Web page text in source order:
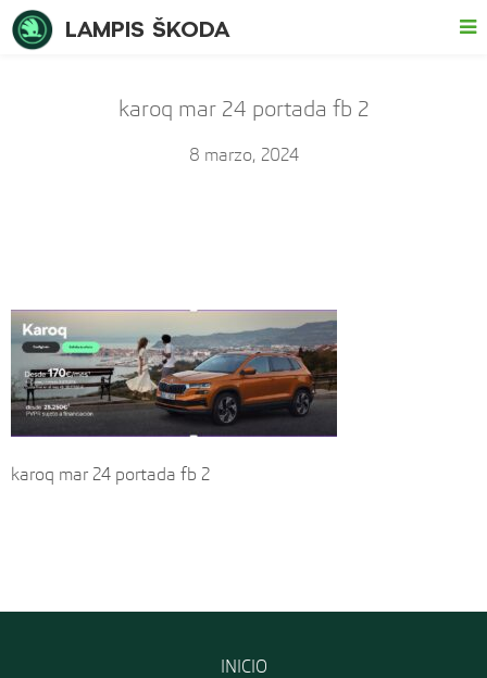
karoq mar 24 portada fb 2
8 marzo, 2024
karoq mar 24 portada fb 2
INICIO
LAMPIS ŠKODA